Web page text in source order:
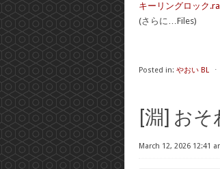
キーリングロック
(さらに…Files)
Posted in: やおい BL ⋅
[淵] おそ
March 12, 2026 12:41